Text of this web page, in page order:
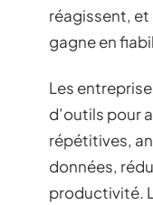
réagissent, et
gagne en
Les
d’outils pour
répétitives,
données,
productivité.